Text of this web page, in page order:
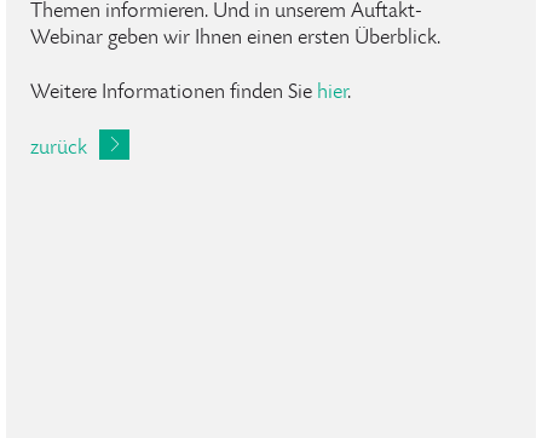
Themen informieren. Und in unserem Auftakt-
Webinar geben wir Ihnen einen ersten Überblick.
Weitere Informationen finden Sie hier.
zurück